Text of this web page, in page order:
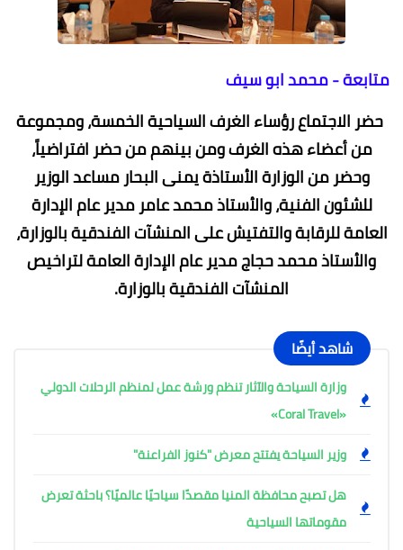
متابعة - محمد ابو سيف
حضر الاجتماع رؤساء الغرف السياحية الخمسة، ومجموعة
من أعضاء هذه الغرف ومن بينهم من حضر افتراضياً،
وحضر من الوزارة الأستاذة يمنى البحار مساعد الوزير
للشئون الفنية، والأستاذ محمد عامر مدير عام الإدارة
العامة للرقابة والتفتيش على المنشآت الفندقية بالوزارة،
والأستاذ محمد حجاج مدير عام الإدارة العامة لتراخيص
المنشآت الفندقية بالوزارة.
شاهد أيضًا
وزارة السياحة والآثار تنظم ورشة عمل لمنظم الرحلات الدولي
«Coral Travel»
وزير السياحة يفتتح معرض "كنوز الفراعنة"
هل تصبح محافظة المنيا مقصدًا سياحيًا عالميًا؟ باحثة تعرض
مقوماتها السياحية